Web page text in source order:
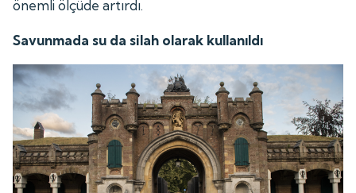
önemli ölçüde artırdı.
Savunmada su da silah olarak kullanıldı